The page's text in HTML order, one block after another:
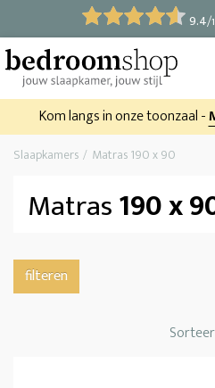
9.4/
Kom langs in onze toonzaal -
Slaapkamers Matras 190 x 90
Matras190 x
filteren